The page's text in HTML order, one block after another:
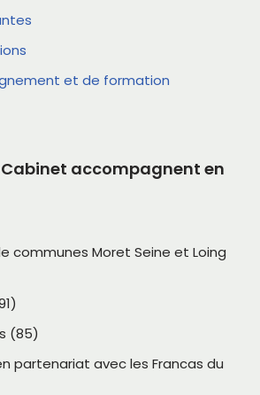
et de formation
Cabinet accompagnent en
communes Moret Seine et Loing
(85)
partenariat avec les Francas du